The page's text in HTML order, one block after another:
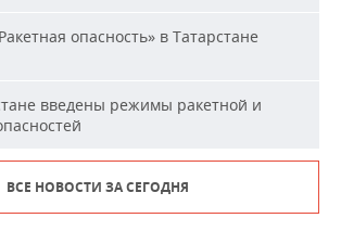
опасность» в Татарстане
введены режимы ракетной и
ВСЕ НОВОСТИ ЗА СЕГОДНЯ